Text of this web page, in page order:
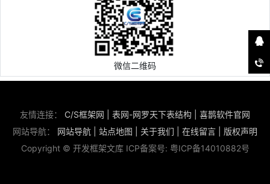
微信二维码
友情连接： C/S框架网 表网-网罗天下表结构
喜鹊软件官网
网站导航： 网站导航 站点地图 关于我们 在线留言
版权声明
Copyright © 开发框架文库 ICP备案号: 粤ICP备14010882号